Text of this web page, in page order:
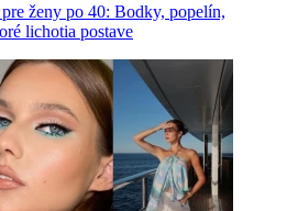
ženy po 40: Bodky, popelín,
lichotia postave